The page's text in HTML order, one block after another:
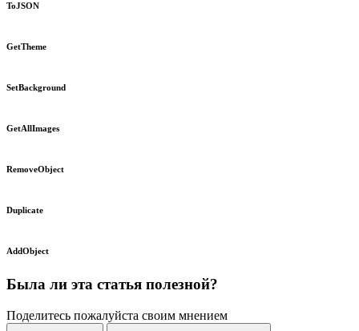
ToJSON
GetTheme
SetBackground
GetAllImages
RemoveObject
Duplicate
AddObject
Была ли эта статья полезной?
Поделитесь пожалуйста своим мнением